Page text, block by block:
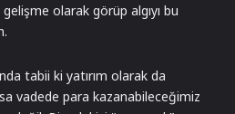
olarak görüp algıyı bu
tabii ki yatırım olarak da
vadede para kazanabileceğimiz